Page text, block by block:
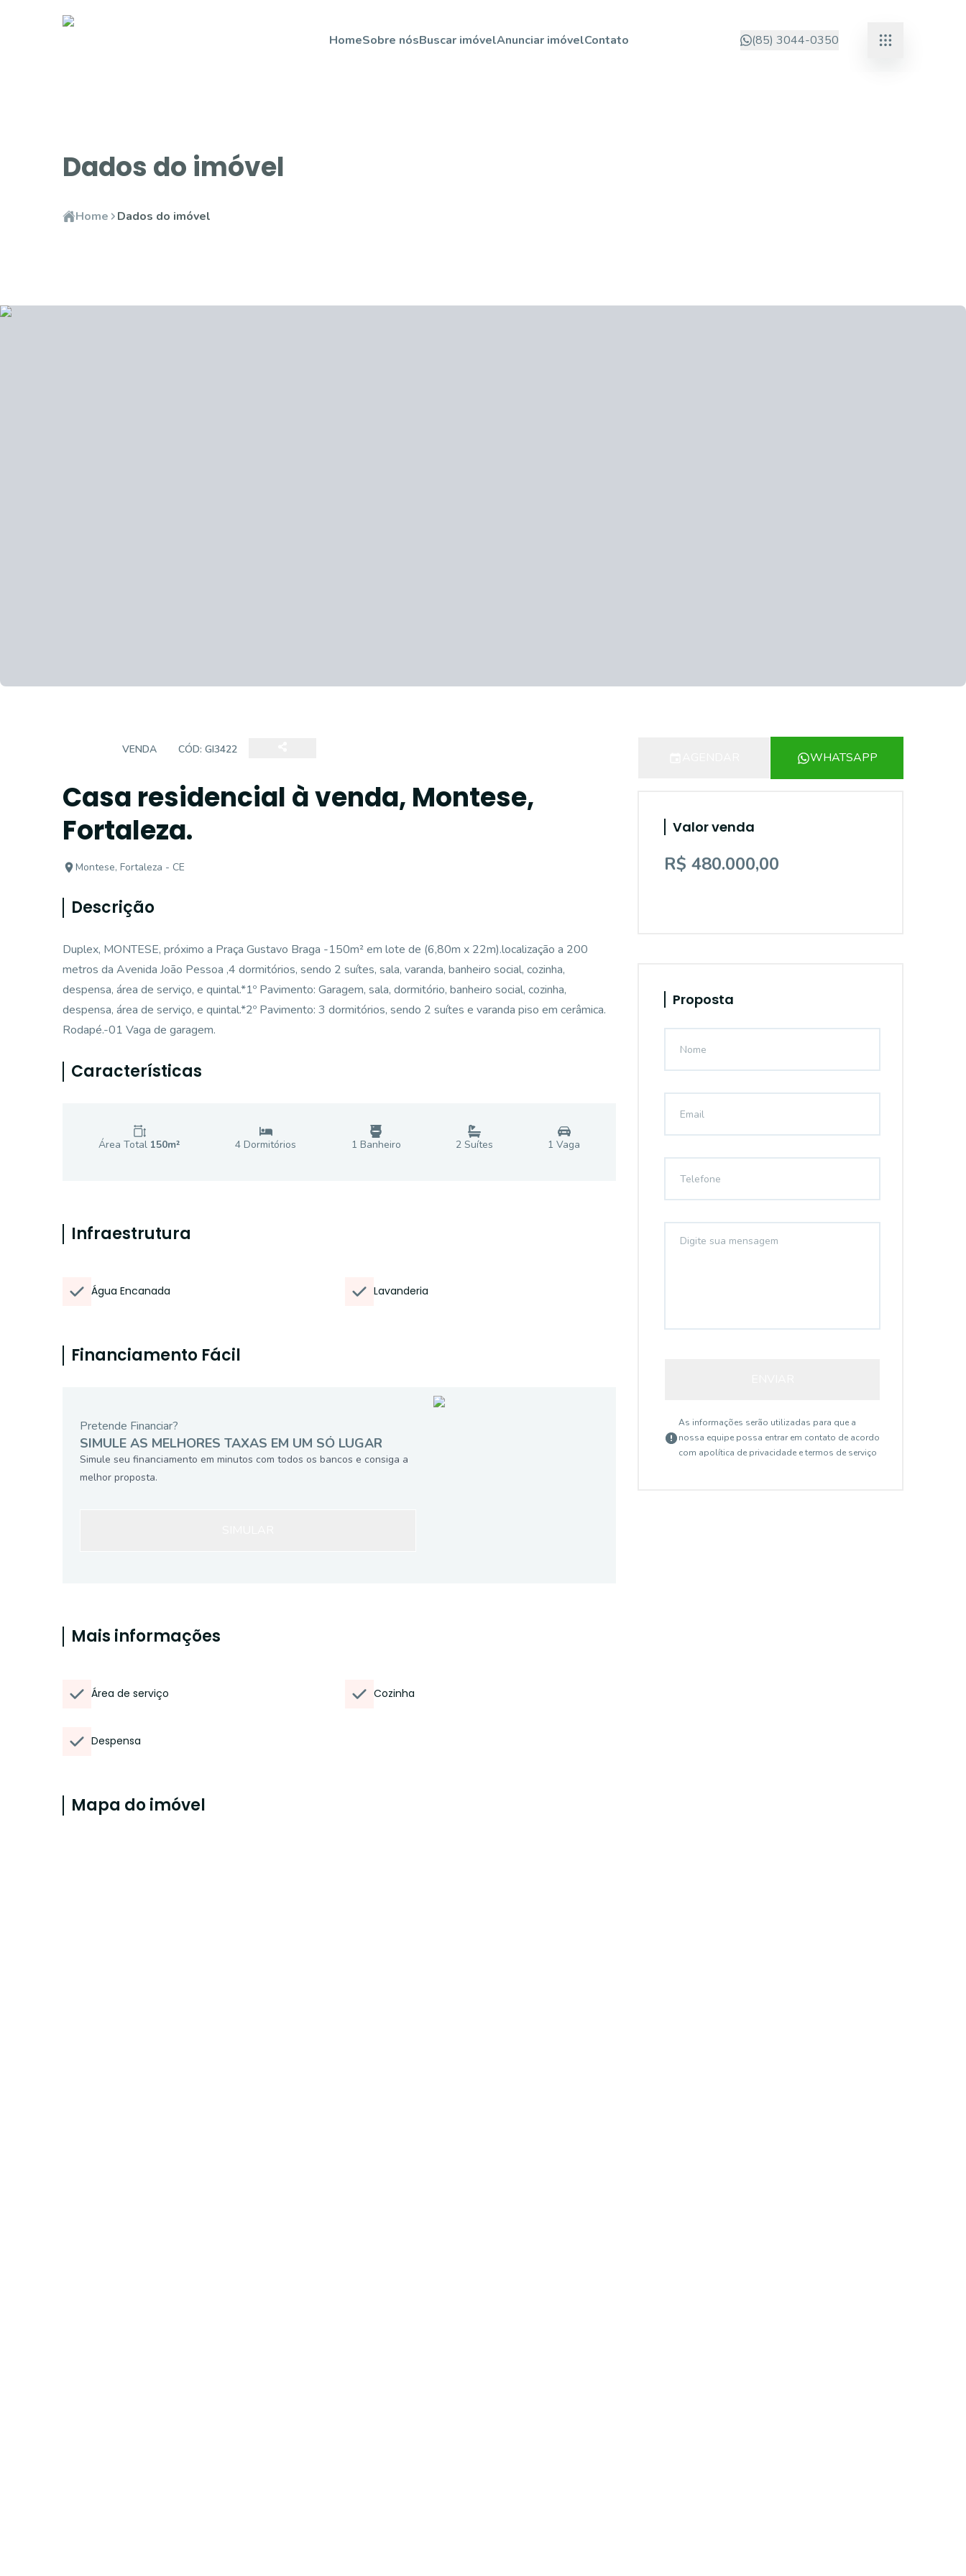
HomeSobre nósBuscar imóvelAnunciar imóvelContato (85) 3044-0350
Dados do imóvel
Home Dados do imóvel
VENDA CÓD: GI3422
Casa residencial à venda, Montese,
Fortaleza.
Montese, Fortaleza - CE
Descrição
Duplex, MONTESE, próximo a Praça Gustavo Braga -150m² em lote de (6,80m x 22m).localização a 200
metros da Avenida João Pessoa ,4 dormitórios, sendo 2 suítes, sala, varanda, banheiro social, cozinha,
despensa, área de serviço, e quintal.*1º Pavimento: Garagem, sala, dormitório, banheiro social, cozinha,
despensa, área de serviço, e quintal.*2º Pavimento: 3 dormitórios, sendo 2 suítes e varanda piso em cerâmica.
Rodapé.-01 Vaga de garagem.
Características
Área Total 150m² 4 Dormitórios 1 Banheiro 2Suítes 1 Vaga
Infraestrutura
Água Encanada Lavanderia
Financiamento Fácil
Pretende Financiar?
SIMULE AS MELHORES TAXAS EM UM SÓ LUGAR
Simule seu financiamento em minutos com todos os bancos e consiga a
melhor proposta.
Mais informações
Área de serviço Cozinha
Despensa
Mapa do imóvel
WHATSAPP
Valor venda
R$ 480.000,00
Proposta
As informações serão utilizadas para que a
nossa equipe possa entrar em contato de acordo
com apolítica de privacidade e termos de serviço